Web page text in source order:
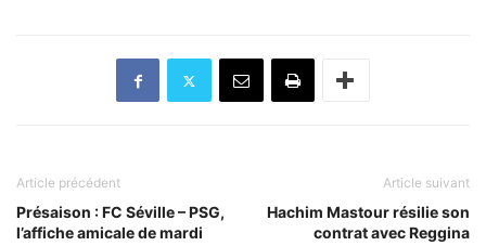
Article précédent
Présaison : FC Séville – PSG,
l’affiche amicale de mardi
Article suivant
Hachim Mastour résilie son
contrat avec Reggina